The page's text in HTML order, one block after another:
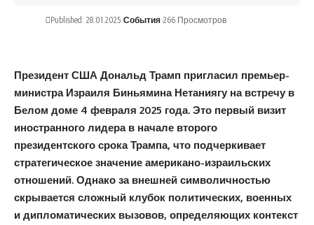
Published: 28.01.2025 События 266 Просмотров
Президент США Дональд Трамп пригласил премьер-
министра Израиля Биньямина Нетаниягу на встречу в
Белом доме 4 февраля 2025 года. Это первый визит
иностранного лидера в начале второго
президентского срока Трампа, что подчеркивает
стратегическое значение американо-израильских
отношений. Однако за внешней символичностью
скрывается сложный клубок политических, военных
и дипломатических вызовов, определяющих контекст